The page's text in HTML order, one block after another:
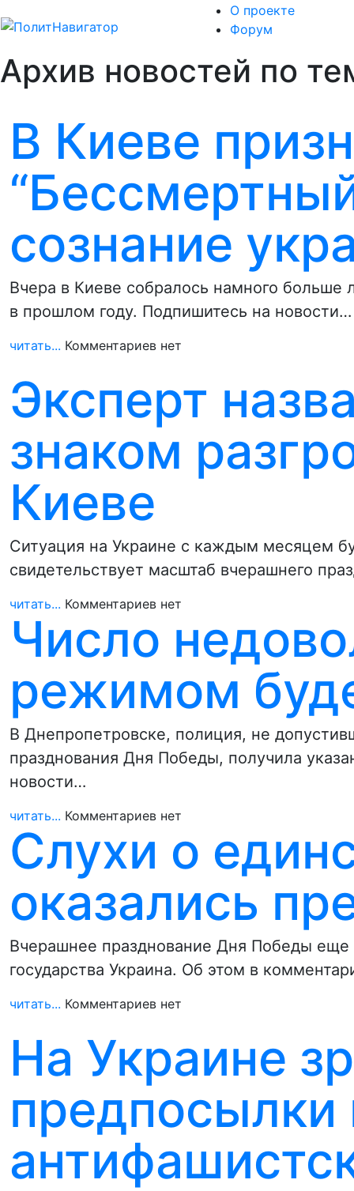
О проекте
Форум
Архив новостей по
В Киеве
сознание
Вчера в Киеве собралось намного
в прошлом году. Подпишитесь на новости…
читать... Комментариев нет
Эксперт
знаком
Киеве
Ситуация на Украине с каждым месяцем
свидетельствует масштаб вчерашнего
читать... Комментариев нет
Число
режимом
В Днепропетровске, полиция, не
празднования Дня Победы, получила
новости…
читать... Комментариев нет
Слухи о
оказались
Вчерашнее празднование Дня Победы еще
государства Украина. Об этом в
читать... Комментариев нет
На Украине
предпосылки